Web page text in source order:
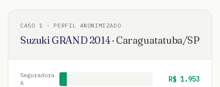
CASO 1 · PERFIL ANONIMIZADO
Suzuki GRAND 2014· Caraguatatuba/SP
Seguradora
A
R$ 1.953